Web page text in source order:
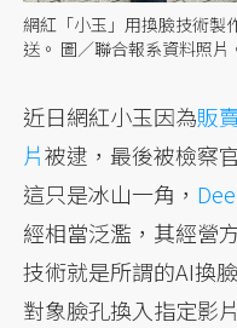
網紅「小玉」用換臉技術製
送。 圖／聯合報系資料照片
近日網紅小玉因為販
片被逮，最後被檢察
這只是冰山一角，
經相當泛濫，其經營
技術就是所謂的AI換
對象臉孔換入指定影